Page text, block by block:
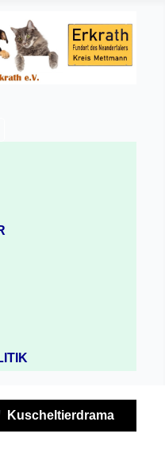
Kuscheltierdrama